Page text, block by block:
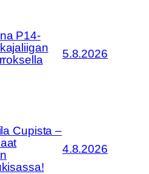
P14-
5.8.2026
Cupista –
4.8.2026